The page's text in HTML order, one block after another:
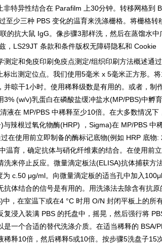
非特异性结合在 Parafilm 上30分钟。转移网格到
至少三种 PBS 变化的温育来洗涤栅格。将栅格转
的抗大鼠 IgG。像步骤3那样洗，然后在蒸馏水
， LS29JT 条款和条件版权无障碍隐私和 Cookie
测定和免疫印刷免疫点测定/组织印刷方法概述通
上标出测定位点。我们使用5毫米 x 5毫米正方形。将
并晾干1小时。使用稀释级数是有用的。或者，制
3% (w/v)乳蛋白在磷酸盐缓冲盐水(MP/PBS)中孵育
液在 MP/PBS 中稀释至少10倍。在大多数情况下
)与辣根过氧化物酶(HRP) ， Sigma)在 MP/PBS 中
过在使用前立即制备的酶标记底物(例如 HRP 底物:
温育，确定抗体与硝化纤维素的结合。在使用前
洗来停止反应。微量滴定板法(ELISA)抗体捕获方
为 c.50 μg/ml。向微量滴定板的适当孔中加入 100μl
抗体结合的信号是有用的。用洗涤法去除含有抗原
中，在室温下或在4 °C 时用 O/N 封闭平板上的所
复浸入装满 PBS 的托盘中，摇晃，然后强行将
是一个合适的替代洗涤介质。在适当稀释的 BSA/
稀释10倍，然后稀释5或10倍。按步骤5洗盘子15